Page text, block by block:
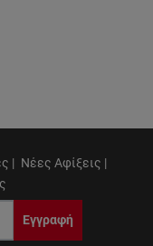
| Νέες Αφίξεις |
Εγγραφή